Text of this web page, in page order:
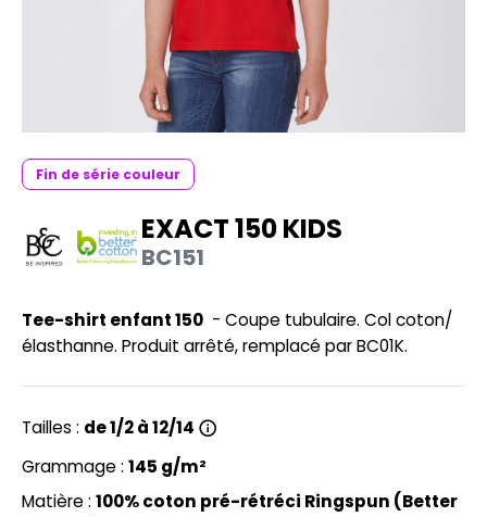
VISIBILITE
DE MAISON
IN EUROPE
LABEL / TEAR AWAY
SI ON L'APPELAIT FRANCIS
Fin de série couleur
EXACT 150 KIDS
BC151
Tee-shirt enfant 150 - Coupe tubulaire. Col coton/
élasthanne. Produit arrêté, remplacé par BC01K.
Tailles : de 1/2 à 12/14
Grammage : 145 g/m²
Matière : 100% coton pré-rétréci Ringspun (Better